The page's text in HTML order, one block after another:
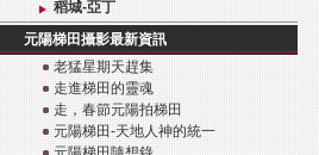
稻城-亞丁
元陽梯田攝影最新資訊
老猛星期天趕集
走進梯田的靈魂
走，春節元陽拍梯田
元陽梯田-天地人神的統一